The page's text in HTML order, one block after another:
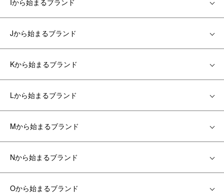
Iから始まるブランド
Jから始まるブランド
Kから始まるブランド
Lから始まるブランド
Mから始まるブランド
Nから始まるブランド
Oから始まるブランド